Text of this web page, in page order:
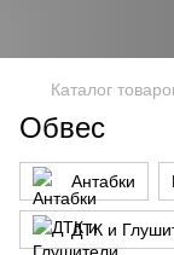
Каталог
Обвес
Антабки
ДТК и